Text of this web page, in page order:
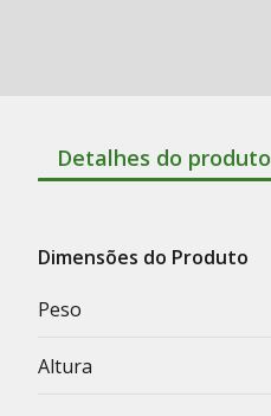
Detalhes do produto
Dimensões do Produto
Peso
Altura